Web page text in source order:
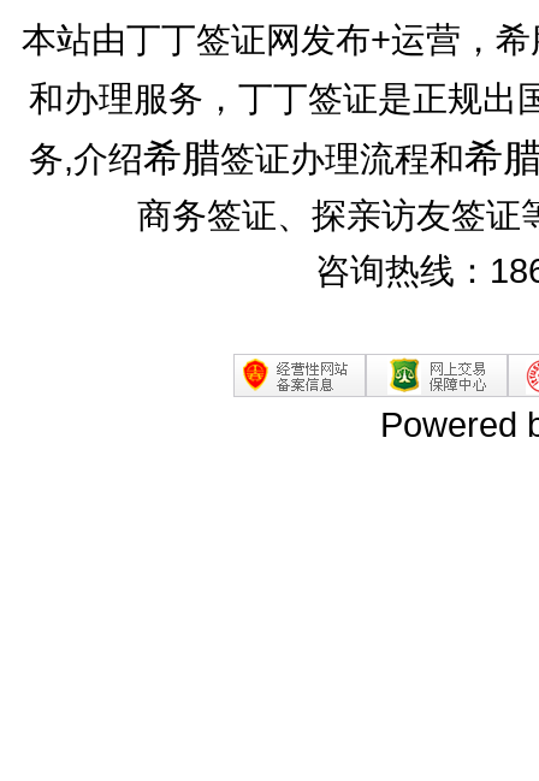
本站由丁丁签证网发布+运营，
和办理服务，丁丁签证是正规出
务,介绍希腊签证办理流程和希
商务签证、探亲访友签证
咨询热线：
Powered